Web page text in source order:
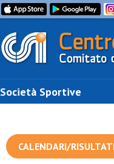
Società Sportive
CALENDARI/